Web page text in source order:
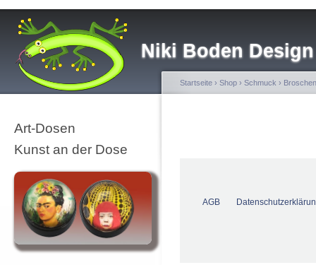
Niki Boden Design
Art-Dosen
Kunst an der Dose
Startseite › Shop › Schmuck › Broschen
AGB